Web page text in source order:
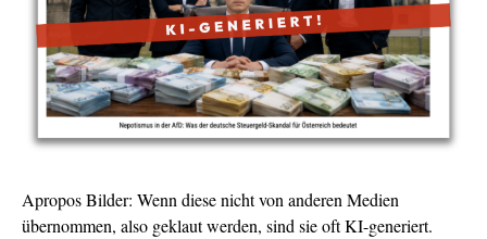
Apropos Bilder: Wenn diese nicht von anderen Medien
übernommen, also geklaut werden, sind sie oft KI-generiert.